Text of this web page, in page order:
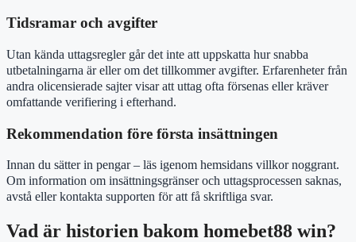
Tidsramar och avgifter
Utan kända uttagsregler går det inte att uppskatta hur snabba
utbetalningarna är eller om det tillkommer avgifter. Erfarenheter från
andra olicensierade sajter visar att uttag ofta försenas eller kräver
omfattande verifiering i efterhand.
Rekommendation före första insättningen
Innan du sätter in pengar – läs igenom hemsidans villkor noggrant.
Om information om insättningsgränser och uttagsprocessen saknas,
avstå eller kontakta supporten för att få skriftliga svar.
Vad är historien bakom homebet88 win?